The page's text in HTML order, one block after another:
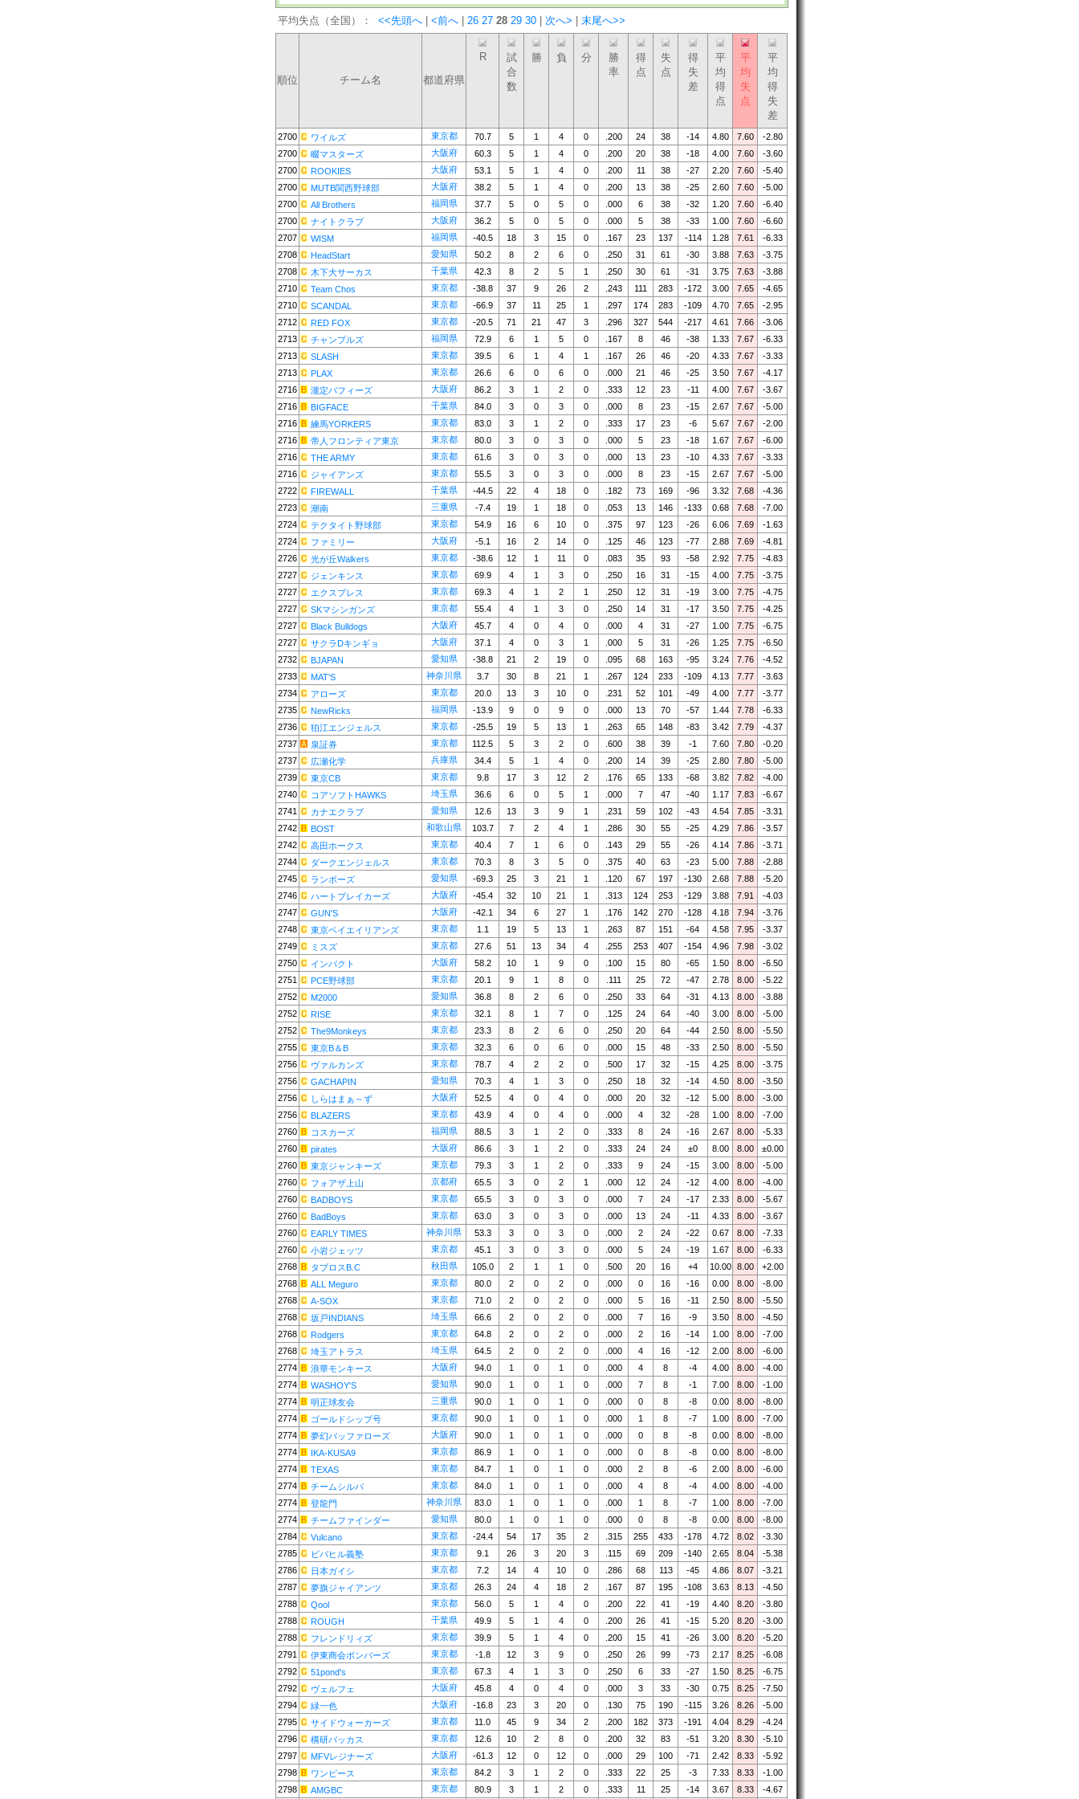
平均失点（全国）： <<先頭へ <前へ 26 27 28 29 30 次へ> 末尾へ>>
順位 チーム名 都道府県
R
試
合
数
勝 負 分
勝
率
得
点
失
点
得
失
差
平
均
得
点
平
均
失
点
平
均
得
失
差
2700 ワイルズ 東京都 70.7 5 1 4 0 .200 24 38 -14 4.80 7.60
-2.80
2700
畷マスターズ 大阪府 60.3 5 1 4 0 .200 20 38 -18 4.00 7.60
-3.60
2700
ROOKIES 大阪府 53.1 5 1 4 0 .200 11 38 -27 2.20 7.60
-5.40
2700
MUTB関西野球部 大阪府 38.2 5 1 4 0 .200 13 38 -25 2.60 7.60
-5.00
2700
All Brothers 福岡県 37.7 5 0 5 0 .000 6 38 -32 1.20 7.60
-6.40
2700
ナイトクラブ 大阪府 36.2 5 0 5 0 .000 5 38 -33 1.00 7.60
-6.60
2707
WISM 福岡県 -40.5 18 3 15 0 .167 23 137 -114 1.28 7.61
-6.33
2708
HeadStart 愛知県 50.2 8 2 6 0 .250 31 61 -30 3.88 7.63
-3.75
2708
木下大サーカス 千葉県 42.3 8 2 5 1 .250 30 61 -31 3.75 7.63
-3.88
2710
Team Chos 東京都 -38.8 37 9 26 2 .243 111 283 -172 3.00 7.65
-4.65
2710
SCANDAL 東京都 -66.9 37 11 25 1 .297 174 283 -109 4.70 7.65
-2.95
2712
RED FOX 東京都 -20.5 71 21 47 3 .296 327 544 -217 4.61 7.66
-3.06
2713
チャンプルズ 福岡県 72.9 6 1 5 0 .167 8 46 -38 1.33 7.67
-6.33
2713
SLASH 東京都 39.5 6 1 4 1 .167 26 46 -20 4.33 7.67
-3.33
2713
PLAX 東京都 26.6 6 0 6 0 .000 21 46 -25 3.50 7.67
-4.17
2716
瀧定バフィーズ 大阪府 86.2 3 1 2 0 .333 12 23 -11 4.00 7.67
-3.67
2716
BIGFACE 千葉県 84.0 3 0 3 0 .000 8 23 -15 2.67 7.67
-5.00
2716
練馬YORKERS 東京都 83.0 3 1 2 0 .333 17 23 -6 5.67 7.67
-2.00
2716
帝人フロンティア東京 東京都 80.0 3 0 3 0 .000 5 23 -18 1.67 7.67
-6.00
2716
THE ARMY 東京都 61.6 3 0 3 0 .000 13 23 -10 4.33 7.67
-3.33
2716
ジャイアンズ 東京都 55.5 3 0 3 0 .000 8 23 -15 2.67 7.67
-5.00
2722
FIREWALL 千葉県 -44.5 22 4 18 0 .182 73 169 -96 3.32 7.68
-4.36
2723
潮南 三重県 -7.4 19 1 18 0 .053 13 146 -133 0.68 7.68
-7.00
2724
テクタイト野球部 東京都 54.9 16 6 10 0 .375 97 123 -26 6.06 7.69
-1.63
2724
ファミリー 大阪府 -5.1 16 2 14 0 .125 46 123 -77 2.88 7.69
-4.81
2726
光が丘Walkers 東京都 -38.6 12 1 11 0 .083 35 93 -58 2.92 7.75
-4.83
2727
ジェンキンス 東京都 69.9 4 1 3 0 .250 16 31 -15 4.00 7.75
-3.75
2727
エクスプレス 東京都 69.3 4 1 2 1 .250 12 31 -19 3.00 7.75
-4.75
2727
SKマシンガンズ 東京都 55.4 4 1 3 0 .250 14 31 -17 3.50 7.75
-4.25
2727
Black Bulldogs 大阪府 45.7 4 0 4 0 .000 4 31 -27 1.00 7.75
-6.75
2727
サクラDキンギョ 大阪府 37.1 4 0 3 1 .000 5 31 -26 1.25 7.75
-6.50
2732
BJAPAN 愛知県 -38.8 21 2 19 0 .095 68 163 -95 3.24 7.76
-4.52
2733
MAT'S 神奈川県 3.7 30 8 21 1 .267 124 233 -109 4.13 7.77
-3.63
2734
アローズ 東京都 20.0 13 3 10 0 .231 52 101 -49 4.00 7.77
-3.77
2735
NewRicks 福岡県 -13.9 9 0 9 0 .000 13 70 -57 1.44 7.78
-6.33
2736
狛江エンジェルス 東京都 -25.5 19 5 13 1 .263 65 148 -83 3.42 7.79
-4.37
2737
泉証券 東京都 112.5 5 3 2 0 .600 38 39 -1 7.60 7.80
-0.20
2737
広瀬化学 兵庫県 34.4 5 1 4 0 .200 14 39 -25 2.80 7.80
-5.00
2739
東京CB 東京都 9.8 17 3 12 2 .176 65 133 -68 3.82 7.82
-4.00
2740
コアソフトHAWKS 埼玉県 36.6 6 0 5 1 .000 7 47 -40 1.17 7.83
-6.67
2741
カナエクラブ 愛知県 12.6 13 3 9 1 .231 59 102 -43 4.54 7.85
-3.31
2742
BOST 和歌山県 103.7 7 2 4 1 .286 30 55 -25 4.29 7.86
-3.57
2742
高田ホークス 東京都 40.4 7 1 6 0 .143 29 55 -26 4.14 7.86
-3.71
2744
ダークエンジェルス 東京都 70.3 8 3 5 0 .375 40 63 -23 5.00 7.88
-2.88
2745
ランボーズ 愛知県 -69.3 25 3 21 1 .120 67 197 -130 2.68 7.88
-5.20
2746
ハートブレイカーズ 大阪府 -45.4 32 10 21 1 .313 124 253 -129 3.88 7.91
-4.03
2747
GUN'S 大阪府 -42.1 34 6 27 1 .176 142 270 -128 4.18 7.94
-3.76
2748
東京ベイエイリアンズ 東京都 1.1 19 5 13 1 .263 87 151 -64 4.58 7.95
-3.37
2749
ミスズ 東京都 27.6 51 13 34 4 .255 253 407 -154 4.96 7.98
-3.02
2750
インパクト 大阪府 58.2 10 1 9 0 .100 15 80 -65 1.50 8.00
-6.50
2751
PCE野球部 東京都 20.1 9 1 8 0 .111 25 72 -47 2.78 8.00
-5.22
2752
M2000 愛知県 36.8 8 2 6 0 .250 33 64 -31 4.13 8.00
-3.88
2752
RISE 東京都 32.1 8 1 7 0 .125 24 64 -40 3.00 8.00
-5.00
2752
The9Monkeys 東京都 23.3 8 2 6 0 .250 20 64 -44 2.50 8.00
-5.50
2755
東京B＆B 東京都 32.3 6 0 6 0 .000 15 48 -33 2.50 8.00
-5.50
2756
ヴァルカンズ 東京都 78.7 4 2 2 0 .500 17 32 -15 4.25 8.00
-3.75
2756
GACHAPIN 愛知県 70.3 4 1 3 0 .250 18 32 -14 4.50 8.00
-3.50
2756
しらはまぁ～ず 大阪府 52.5 4 0 4 0 .000 20 32 -12 5.00 8.00
-3.00
2756
BLAZERS 東京都 43.9 4 0 4 0 .000 4 32 -28 1.00 8.00
-7.00
2760
コスカーズ 福岡県 88.5 3 1 2 0 .333 8 24 -16 2.67 8.00
-5.33
2760
pirates 大阪府 86.6 3 1 2 0 .333 24 24 ±0 8.00 8.00
±0.00
2760
東京ジャンキーズ 東京都 79.3 3 1 2 0 .333 9 24 -15 3.00 8.00
-5.00
2760
フォアザ上山 京都府 65.5 3 0 2 1 .000 12 24 -12 4.00 8.00
-4.00
2760
BADBOYS 東京都 65.5 3 0 3 0 .000 7 24 -17 2.33 8.00
-5.67
2760
BadBoys 東京都 63.0 3 0 3 0 .000 13 24 -11 4.33 8.00
-3.67
2760
EARLY TIMES 神奈川県 53.3 3 0 3 0 .000 2 24 -22 0.67 8.00
-7.33
2760
小岩ジェッツ 東京都 45.1 3 0 3 0 .000 5 24 -19 1.67 8.00
-6.33
2768
タブロスB.C 秋田県 105.0 2 1 1 0 .500 20 16 +4 10.00 8.00
+2.00
2768
ALL Meguro 東京都 80.0 2 0 2 0 .000 0 16 -16 0.00 8.00
-8.00
2768
A-SOX 東京都 71.0 2 0 2 0 .000 5 16 -11 2.50 8.00
-5.50
2768
坂戸INDIANS 埼玉県 66.6 2 0 2 0 .000 7 16 -9 3.50 8.00
-4.50
2768
Rodgers 東京都 64.8 2 0 2 0 .000 2 16 -14 1.00 8.00
-7.00
2768
埼玉アトラス 埼玉県 64.5 2 0 2 0 .000 4 16 -12 2.00 8.00
-6.00
2774
浪華モンキース 大阪府 94.0 1 0 1 0 .000 4 8 -4 4.00 8.00
-4.00
2774
WASHOY'S 愛知県 90.0 1 0 1 0 .000 7 8 -1 7.00 8.00
-1.00
2774
明正球友会 三重県 90.0 1 0 1 0 .000 0 8 -8 0.00 8.00
-8.00
2774
ゴールドシップ号 東京都 90.0 1 0 1 0 .000 1 8 -7 1.00 8.00
-7.00
2774
夢幻バッファローズ 大阪府 90.0 1 0 1 0 .000 0 8 -8 0.00 8.00
-8.00
2774
IKA-KUSA9 東京都 86.9 1 0 1 0 .000 0 8 -8 0.00 8.00
-8.00
2774
TEXAS 東京都 84.7 1 0 1 0 .000 2 8 -6 2.00 8.00
-6.00
2774
チームシルバ 東京都 84.0 1 0 1 0 .000 4 8 -4 4.00 8.00
-4.00
2774
登龍門 神奈川県 83.0 1 0 1 0 .000 1 8 -7 1.00 8.00
-7.00
2774
チームファインダー 愛知県 80.0 1 0 1 0 .000 0 8 -8 0.00 8.00
-8.00
2784
Vulcano 東京都 -24.4 54 17 35 2 .315 255 433 -178 4.72 8.02
-3.30
2785
ビバヒル義塾 東京都 9.1 26 3 20 3 .115 69 209 -140 2.65 8.04
-5.38
2786
日本ガイシ 東京都 7.2 14 4 10 0 .286 68 113 -45 4.86 8.07
-3.21
2787
夢旗ジャイアンツ 東京都 26.3 24 4 18 2 .167 87 195 -108 3.63 8.13
-4.50
2788
Qool 東京都 56.0 5 1 4 0 .200 22 41 -19 4.40 8.20
-3.80
2788
ROUGH 千葉県 49.9 5 1 4 0 .200 26 41 -15 5.20 8.20
-3.00
2788
フレンドリィズ 東京都 39.9 5 1 4 0 .200 15 41 -26 3.00 8.20
-5.20
2791
伊東商会ボンバーズ 東京都 -1.8 12 3 9 0 .250 26 99 -73 2.17 8.25
-6.08
2792
51pond's 東京都 67.3 4 1 3 0 .250 6 33 -27 1.50 8.25
-6.75
2792
ヴェルフェ 大阪府 45.8 4 0 4 0 .000 3 33 -30 0.75 8.25
-7.50
2794
緑一色 大阪府 -16.8 23 3 20 0 .130 75 190 -115 3.26 8.26
-5.00
2795
サイドウォーカーズ 東京都 11.0 45 9 34 2 .200 182 373 -191 4.04 8.29
-4.24
2796
構研バッカス 東京都 12.6 10 2 8 0 .200 32 83 -51 3.20 8.30
-5.10
2797
MFVレジナーズ 大阪府 -61.3 12 0 12 0 .000 29 100 -71 2.42 8.33
-5.92
2798
ワンピース 東京都 84.2 3 1 2 0 .333 22 25 -3 7.33 8.33
-1.00
2798
AMGBC 東京都 80.9 3 1 2 0 .333 11 25 -14 3.67 8.33 -4.67